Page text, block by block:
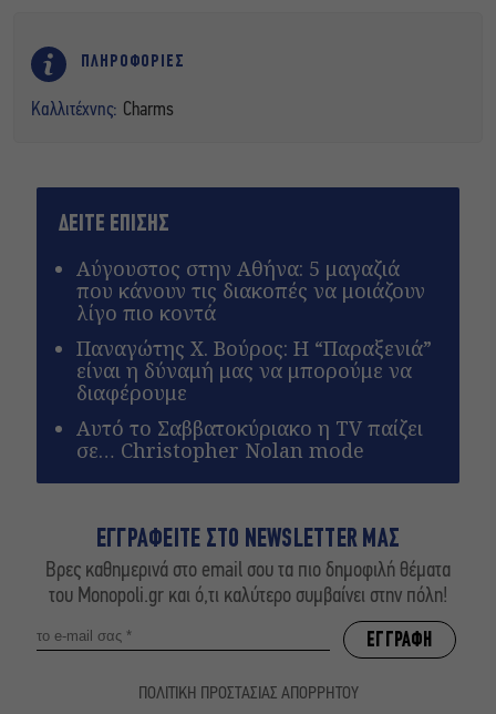
ΠΛΗΡΟΦΟΡΙΕΣ
Καλλιτέχνης: Charms
ΔΕΙΤΕ ΕΠΙΣΗΣ
Αύγουστος στην Αθήνα: 5 μαγαζιά
που κάνουν τις διακοπές να μοιάζουν
λίγο πιο κοντά
Παναγώτης Χ. Βούρος: Η “Παραξενιά”
είναι η δύναμή μας να μπορούμε να
διαφέρουμε
Αυτό το Σαββατοκύριακο η TV παίζει
σε… Christopher Nolan mode
ΕΓΓΡΑΦΕΙΤΕ ΣΤΟ NEWSLETTER ΜΑΣ
Βρες καθημερινά στο email σου τα πιο δημοφιλή θέματα
του Monopoli.gr και ό,τι καλύτερο συμβαίνει στην πόλη!
ΠΟΛΙΤΙΚΗ ΠΡΟΣΤΑΣΙΑΣ ΑΠΟΡΡΗΤΟΥ